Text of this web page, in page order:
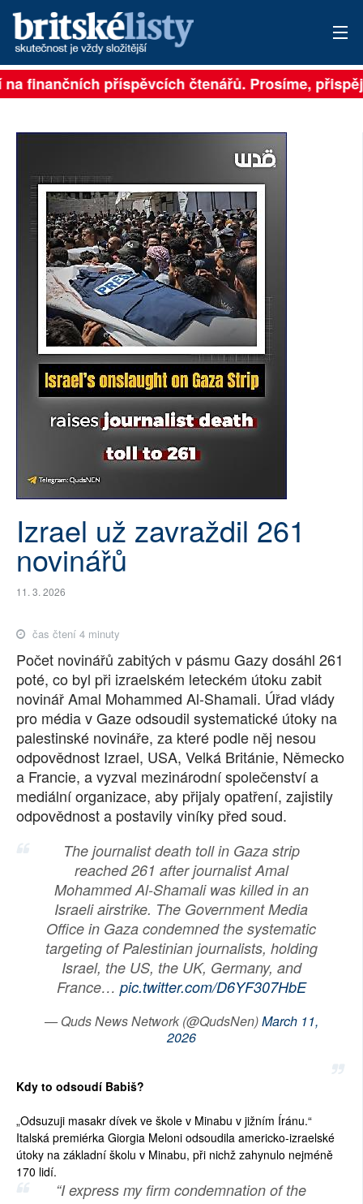
PŘIHLÁSIT
ROZHOVORY
TÉMATA
NEJČTENĚJŠÍ ZA 7 DNÍ
AUTOŘI
PŘÍSPĚVKY NA PROVOZ
SOCIÁLNÍ SÍTĚ
RUBRIKY
PLNÁ VERZE STRÁNEK
příspěvcích čtenářů. Prosíme, přispějte.
Izrael už zavraždil 261
novinářů
11. 3. 2026
čas čtení 4 minuty
Počet novinářů zabitých v pásmu Gazy dosáhl 261
poté, co byl při izraelském leteckém útoku zabit
novinář Amal Mohammed Al-Shamali. Úřad vlády
pro média v Gaze odsoudil systematické útoky na
palestinské novináře, za které podle něj nesou
odpovědnost Izrael, USA, Velká Británie, Německo
a Francie, a vyzval mezinárodní společenství a
mediální organizace, aby přijaly opatření, zajistily
odpovědnost a postavily viníky před soud.
The journalist death toll in Gaza strip
reached 261 after journalist Amal
Mohammed Al-Shamali was killed in an
Israeli airstrike. The Government Media
Office in Gaza condemned the systematic
targeting of Palestinian journalists, holding
Israel, the US, the UK, Germany, and
France… pic.twitter.com/D6YF307HbE
— Quds News Network (@QudsNen)March 11,
2026
Kdy to odsoudí Babiš?
„Odsuzuji masakr dívek ve škole v Minabu v jižním Íránu.“
Italská premiérka Giorgia Meloni odsoudila americko-izraelské
útoky na základní školu v Minabu, při nichž zahynulo nejméně
170 lidí.
“I express my firm condemnation of the